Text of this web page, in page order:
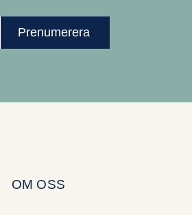
Prenumerera
OM OSS